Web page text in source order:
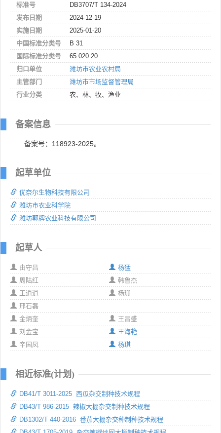
标准号
DB3707/T 134-2024
发布日期
2024-12-19
实施日期
2025-01-20
中国标准分类号
B 31
国际标准分类号
65.020.20
归口单位
潍坊市农业农村局
主管部门
潍坊市市场监督管理局
行业分类
农、林、牧、渔业
备案信息
备案号：118923-2025。
起草单位
优奈尔生物科技有限公司
潍坊市农业科学院
潍坊郭牌农业科技有限公司
起草人
由守昌
杨猛
周陆红
韩鲁杰
王逍逍
杨珊
邢石磊
金炳奎
王昌盛
刘金宝
王海艳
辛国凤
杨琪
相近标准(计划)
DB41/T 3011-2025 西瓜杂交制种技术规程
DB43/T 986-2015 辣椒大棚杂交制种技术规程
DB1302/T 440-2016 番茄大棚杂交种制种技术规程